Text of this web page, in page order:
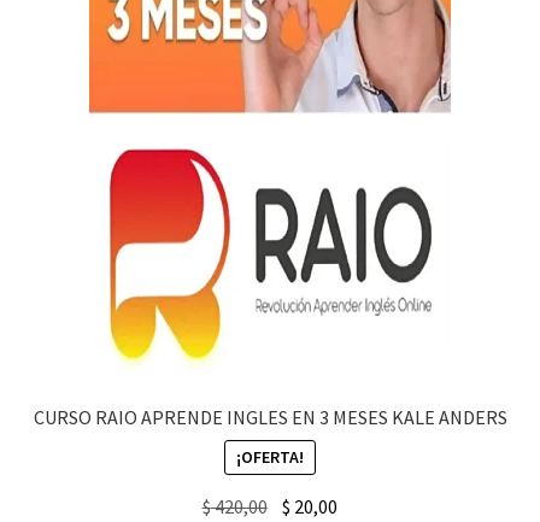
CURSO RAIO APRENDE INGLES EN 3 MESES KALE ANDERS
¡OFERTA!
$420,00 Original
$ 20,00